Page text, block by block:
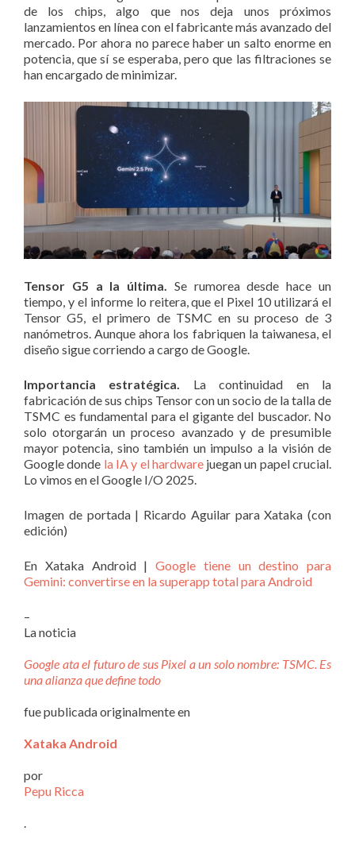
de los chips, algo que nos deja unos próximos
lanzamientos en línea con el fabricante más avanzado del
mercado. Por ahora no parece haber un salto enorme en
potencia, que sí se esperaba, pero que las filtraciones se
han encargado de minimizar.
Tensor G5 a la última.
Se rumorea desde hace un
tiempo, y el informe lo reitera, que el Pixel 10 utilizará el
Tensor G5, el primero de TSMC en su proceso de 3
nanómetros. Aunque ahora los fabriquen la taiwanesa, el
diseño sigue corriendo a cargo de Google.
Importancia estratégica.
La continuidad en la
fabricación de sus chips Tensor con un socio de la talla de
TSMC es fundamental para el gigante del buscador. No
solo otorgarán un proceso avanzado y de presumible
mayor potencia, sino también un impulso a la visión de
Google donde la IA y el hardwarejuegan un papel crucial.
Lo vimos en el Google I/O 2025.
Imagen de portada | Ricardo Aguilar para Xataka (con
edición)
En Xataka Android | Google tiene un destino para
Gemini: convertirse en la superapp total para Android
–
La noticia
Google ata el futuro de sus Pixel a un solo nombre: TSMC. Es
una alianza que define todo
fue publicada originalmente en
Xataka Android
por
Pepu Ricca